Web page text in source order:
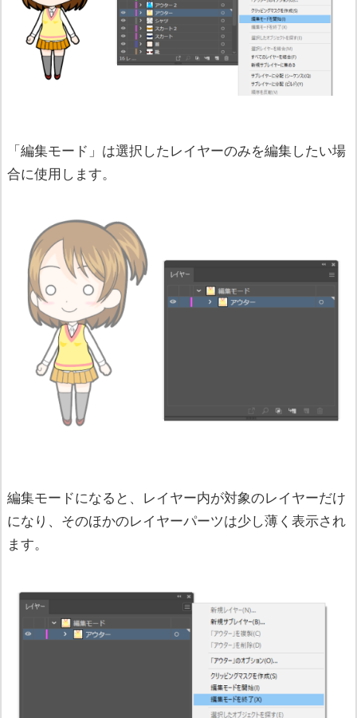
「編集モード」は選択したレイヤーのみを編集したい場
合に使用します。
編集モードになると、レイヤー内が対象のレイヤーだけ
になり、そのほかのレイヤーパーツは少し薄く表示され
ます。